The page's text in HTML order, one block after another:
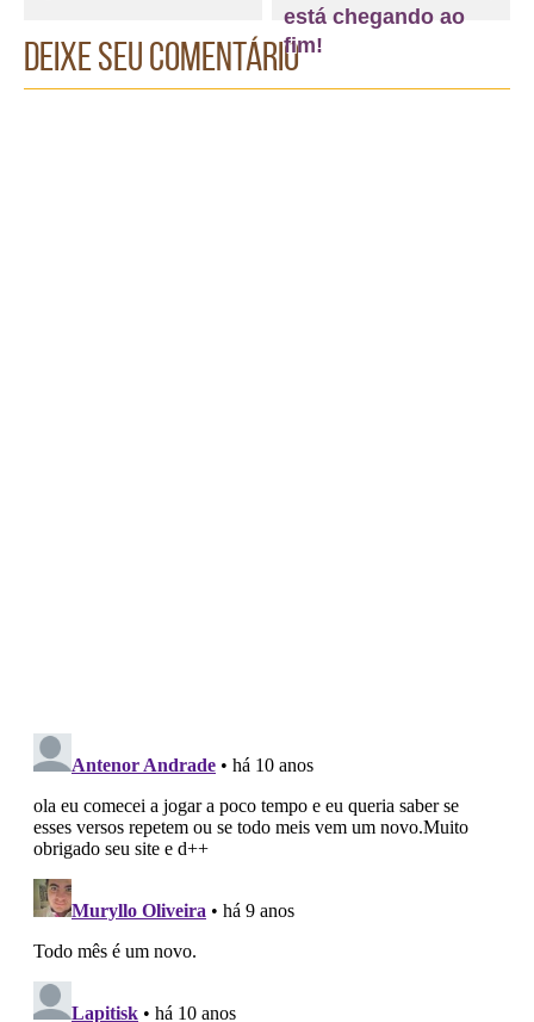
está chegando ao
fim!
Deixe seu comentário